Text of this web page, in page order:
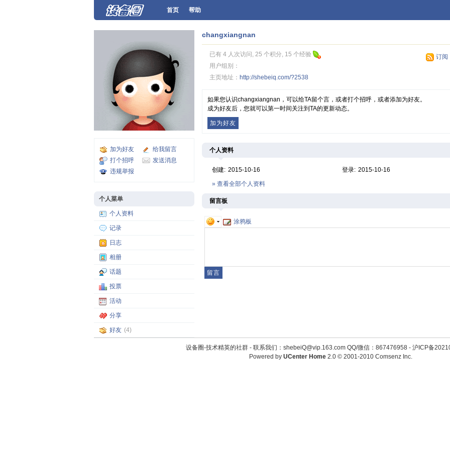
首页 帮助
加为好友
给我留言
打个招呼
发送消息
违规举报
个人菜单
个人资料
记录
日志
相册
话题
投票
活动
分享
好友 (4)
changxiangnan
订阅
已有 4 人次访问, 25 个积分, 15 个经验
用户组别：
主页地址： http://shebeiq.com/?2538
如果您认识changxiangnan，可以给TA留个言，或者打个招呼，或者添加为好友。
成为好友后，您就可以第一时间关注到TA的更新动态。
加为好友
个人资料
创建: 2015-10-16 登录: 2015-10-16
» 查看全部个人资料
留言板
涂鸦板
设备圈-技术精英的社群 - 联系我们：shebeiQ@vip.163.com QQ/微信：867476958- 沪ICP备
Powered by UCenter Home 2.0© 2001-2010 Comsenz Inc.